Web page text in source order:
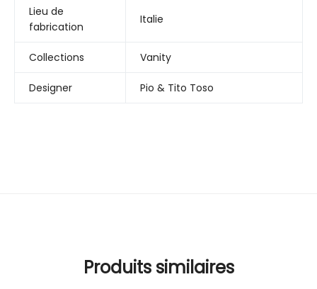
Lieu de
fabrication
Italie
Collections Vanity
Designer Pio & Tito Toso
Produits similaires